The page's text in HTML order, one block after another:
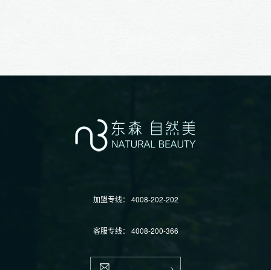
加盟专线： 4008-202-202
客服专线： 4008-200-366